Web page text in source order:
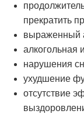
прекратить
выраженный
алкогольная
нарушения
ухудшение
отсутствие